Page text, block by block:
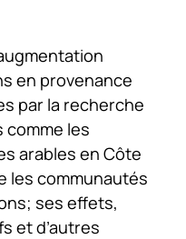
en provenance
par la recherche
les
arables en Côte
les communautés
ses effets,
et d’autres